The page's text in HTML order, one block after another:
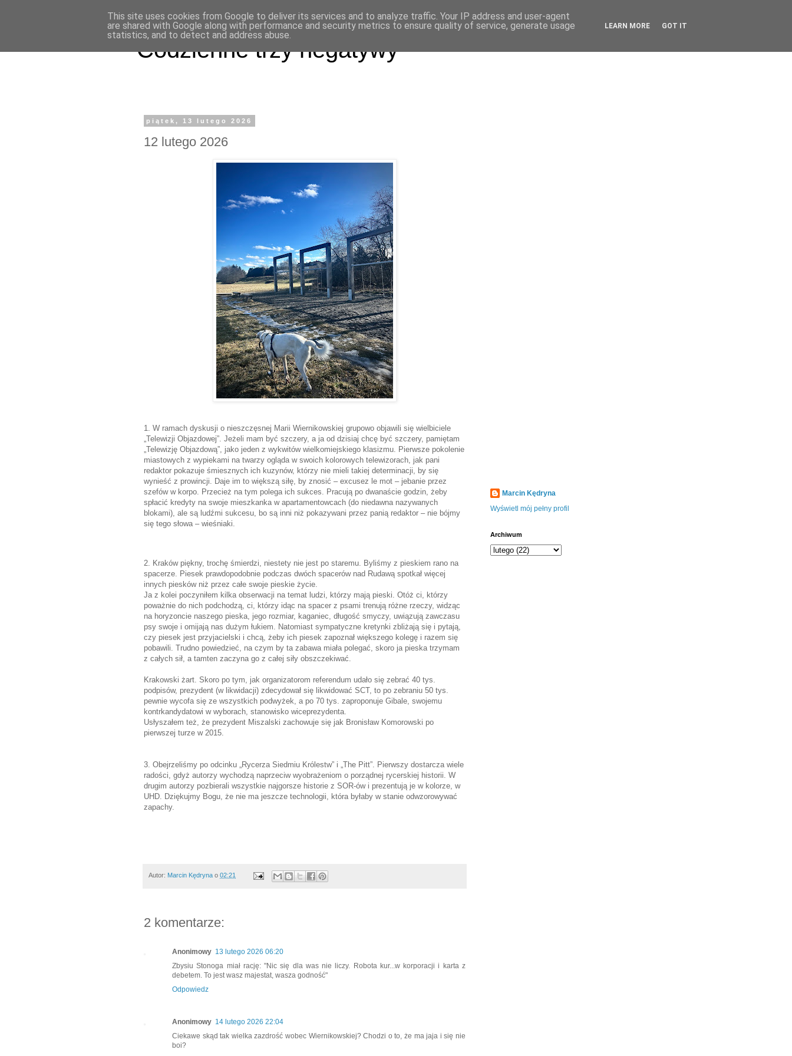
Codzienne trzy negatywy
piątek, 13 lutego 2026
12 lutego 2026
1. W ramach dyskusji o nieszczęsnej Marii Wiernikowskiej grupowo objawili się wielbiciele
„Telewizji Objazdowej”. Jeżeli mam być szczery, a ja od dzisiaj chcę być szczery, pamiętam
„Telewizję Objazdową”, jako jeden z wykwitów wielkomiejskiego klasizmu. Pierwsze pokolenie
miastowych z wypiekami na twarzy ogląda w swoich kolorowych telewizorach, jak pani
redaktor pokazuje śmiesznych ich kuzynów, którzy nie mieli takiej determinacji, by się
wynieść z prowincji. Daje im to większą siłę, by znosić – excusez le mot – jebanie przez
szefów w korpo. Przecież na tym polega ich sukces. Pracują po dwanaście godzin, żeby
spłacić kredyty na swoje mieszkanka w apartamentowcach (do niedawna nazywanych
blokami), ale są ludźmi sukcesu, bo są inni niż pokazywani przez panią redaktor – nie bójmy
się tego słowa – wieśniaki.
2. Kraków piękny, trochę śmierdzi, niestety nie jest po staremu. Byliśmy z pieskiem rano na
spacerze. Piesek prawdopodobnie podczas dwóch spacerów nad Rudawą spotkał więcej
innych piesków niż przez całe swoje pieskie życie.
Ja z kolei poczyniłem kilka obserwacji na temat ludzi, którzy mają pieski. Otóż ci, którzy
poważnie do nich podchodzą, ci, którzy idąc na spacer z psami trenują różne rzeczy, widząc
na horyzoncie naszego pieska, jego rozmiar, kaganiec, długość smyczy, uwiązują zawczasu
psy swoje i omijają nas dużym łukiem. Natomiast sympatyczne kretynki zbliżają się i pytają,
czy piesek jest przyjacielski i chcą, żeby ich piesek zapoznał większego kolegę i razem się
pobawili. Trudno powiedzieć, na czym by ta zabawa miała polegać, skoro ja pieska trzymam
z całych sił, a tamten zaczyna go z całej siły obszczekiwać.
Krakowski żart. Skoro po tym, jak organizatorom referendum udało się zebrać 40 tys.
podpisów, prezydent (w likwidacji) zdecydował się likwidować SCT, to po zebraniu 50 tys.
pewnie wycofa się ze wszystkich podwyżek, a po 70 tys. zaproponuje Gibale, swojemu
kontrkandydatowi w wyborach, stanowisko wiceprezydenta.
Usłyszałem też, że prezydent Miszalski zachowuje się jak Bronisław Komorowski po
pierwszej turze w 2015.
3. Obejrzeliśmy po odcinku „Rycerza Siedmiu Królestw” i „The Pitt”. Pierwszy dostarcza wiele
radości, gdyż autorzy wychodzą naprzeciw wyobrażeniom o porządnej rycerskiej historii. W
drugim autorzy pozbierali wszystkie najgorsze historie z SOR-ów i prezentują je w kolorze, w
UHD. Dziękujmy Bogu, że nie ma jeszcze technologii, która byłaby w stanie odwzorowywać
zapachy.
Autor: Marcin Kędryna o 02:21
2 komentarze:
Anonimowy 13 lutego 2026 06:20
Zbysiu Stonoga miał rację: "Nic się dla was nie liczy. Robota kur...w korporacji i karta z
debetem. To jest wasz majestat, wasza godność"
Odpowiedz
Anonimowy 14 lutego 2026 22:04
Ciekawe skąd tak wielka zazdrość wobec Wiernikowskiej? Chodzi o to, że ma jaja i się nie
boi?
Marcin Kędryna
Wyświetl mój pełny profil
Archiwum
This site uses cookies from Google to deliver its services and to analyze traffic. Your IP address and user-agent
are shared with Google along with performance and security metrics to ensure quality of service, generate usage
statistics, and to detect and address abuse.
LEARN MORE GOT IT